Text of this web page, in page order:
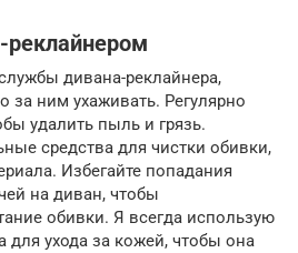
дивана-реклайнера,
за ним ухаживать. Регулярно
удалить пыль и грязь.
средства для чистки обивки,
Избегайте попадания
на диван, чтобы
обивки. Я всегда использую
для ухода за кожей, чтобы она